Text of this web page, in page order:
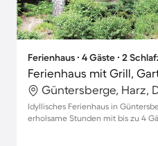
Ferienhaus ∙ 4 Gäste ∙ 2
Ferienhaus mit Grill,
Güntersberge, Harz,
Idyllisches Ferienhaus in
erholsame Stunden mit bis zu 4